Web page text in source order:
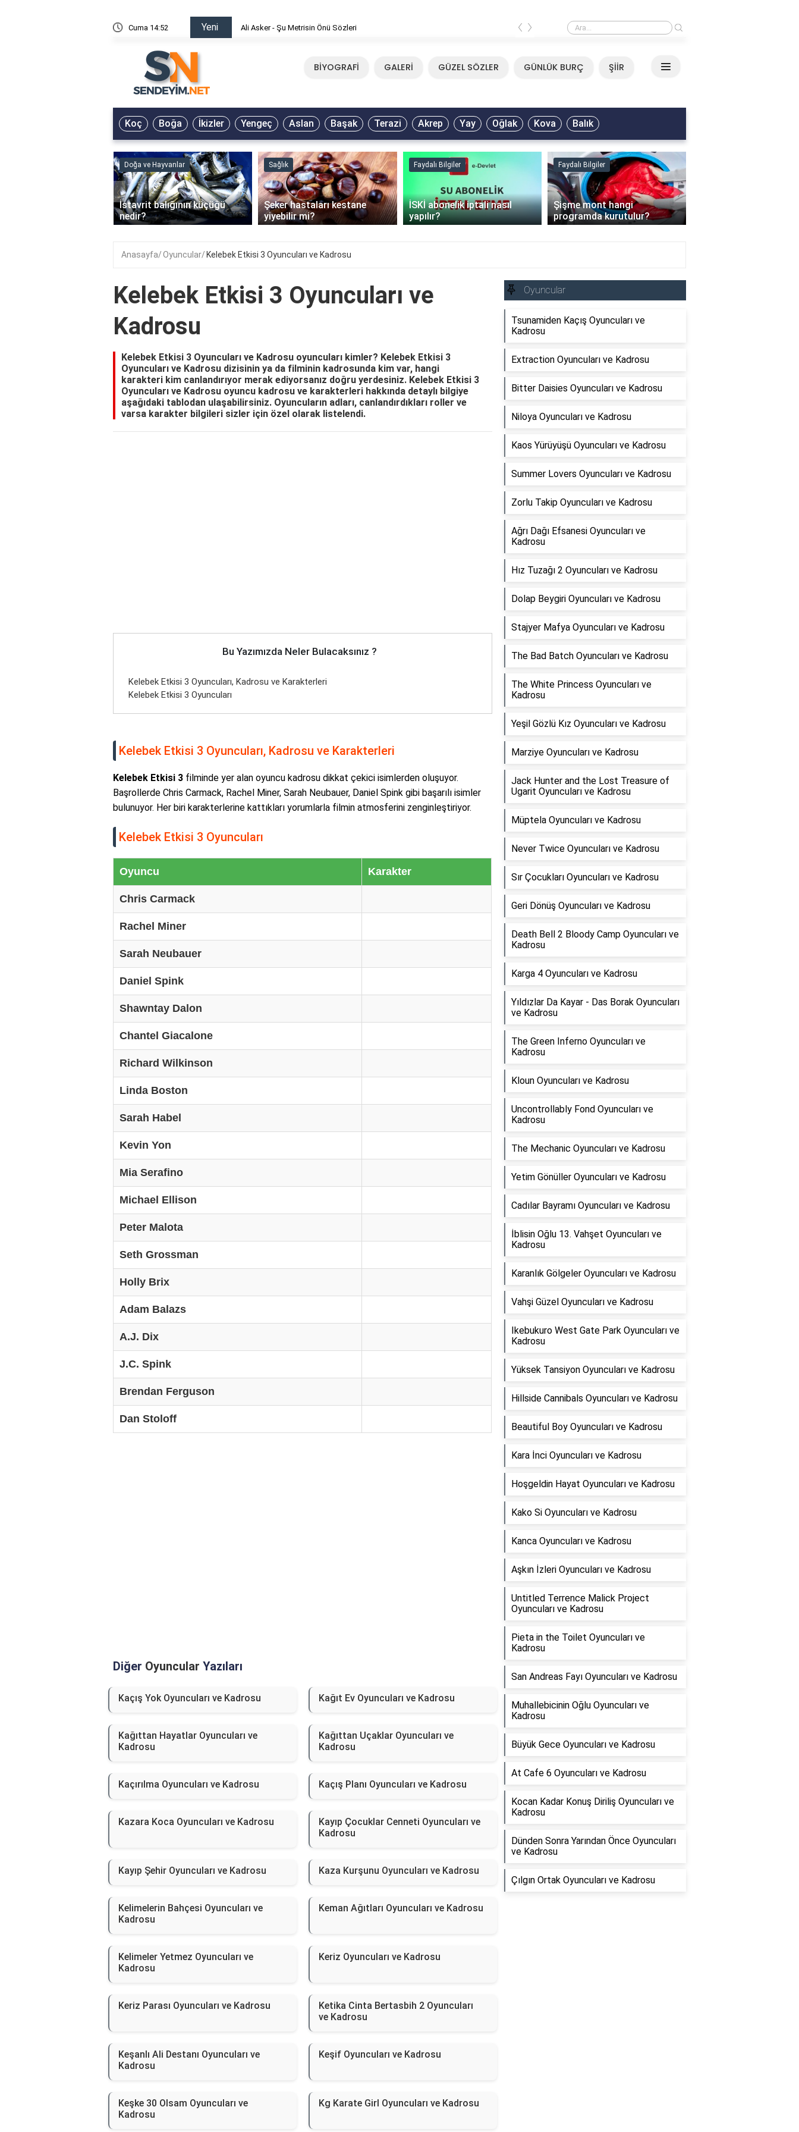
Cuma 14:52 Yeni Ali Asker - Şu Metrisin Önü Sözleri Mirkelam - Tavla Sözleri
‹ ›
BİYOGRAFİ GALERİ GÜZEL SÖZLER GÜNLÜK BURÇ ŞİİR
Koç Boğa İkizler Yengeç Aslan Başak Terazi Akrep Yay Oğlak Kova Balık
Doğa ve Hayvanlar
İstavrit balığının küçüğü
nedir?
Sağlık
Şeker hastaları kestane
yiyebilir mi?
Faydalı Bilgiler
İSKİ abonelik iptali nasıl
yapılır?
Faydalı Bilgiler
Şişme mont hangi
programda kurutulur?
‹ ›
Anasayfa Oyuncular Kelebek Etkisi 3 Oyuncuları ve Kadrosu
Kelebek Etkisi 3 Oyuncuları ve
Kadrosu
Kelebek Etkisi 3 Oyuncuları ve Kadrosu oyuncuları kimler? Kelebek Etkisi 3
Oyuncuları ve Kadrosu dizisinin ya da filminin kadrosunda kim var, hangi
karakteri kim canlandırıyor merak ediyorsanız doğru yerdesiniz. Kelebek Etkisi 3
Oyuncuları ve Kadrosu oyuncu kadrosu ve karakterleri hakkında detaylı bilgiye
aşağıdaki tablodan ulaşabilirsiniz. Oyuncuların adları, canlandırdıkları roller ve
varsa karakter bilgileri sizler için özel olarak listelendi.
Bu Yazımızda Neler Bulacaksınız ?
Kelebek Etkisi 3 Oyuncuları, Kadrosu ve Karakterleri
Kelebek Etkisi 3 Oyuncuları
Kelebek Etkisi 3 Oyuncuları, Kadrosu ve Karakterleri
Kelebek Etkisi 3 filminde yer alan oyuncu kadrosu dikkat çekici isimlerden oluşuyor.
Başrollerde Chris Carmack, Rachel Miner, Sarah Neubauer, Daniel Spink gibi başarılı isimler
bulunuyor. Her biri karakterlerine kattıkları yorumlarla filmin atmosferini zenginleştiriyor.
Kelebek Etkisi 3 Oyuncuları
Oyuncu Karakter
Chris Carmack
Rachel Miner
Sarah Neubauer
Daniel Spink
Shawntay Dalon
Chantel Giacalone
Richard Wilkinson
Linda Boston
Sarah Habel
Kevin Yon
Mia Serafino
Michael Ellison
Peter Malota
Seth Grossman
Holly Brix
Adam Balazs
A.J. Dix
J.C. Spink
Brendan Ferguson
Dan Stoloff
Diğer Oyuncular Yazıları
Kaçış Yok Oyuncuları ve Kadrosu Kağıt Ev Oyuncuları ve Kadrosu
Kağıttan Hayatlar Oyuncuları ve
Kadrosu
Kağıttan Uçaklar Oyuncuları ve
Kadrosu
Kaçırılma Oyuncuları ve Kadrosu Kaçış Planı Oyuncuları ve Kadrosu
Kazara Koca Oyuncuları ve Kadrosu
Kayıp Çocuklar Cenneti Oyuncuları ve
Kadrosu
Kayıp Şehir Oyuncuları ve Kadrosu Kaza Kurşunu Oyuncuları ve Kadrosu
Kelimelerin Bahçesi Oyuncuları ve
Kadrosu
Keman Ağıtları Oyuncuları ve Kadrosu
Kelimeler Yetmez Oyuncuları ve
Kadrosu
Keriz Oyuncuları ve Kadrosu
Keriz Parası Oyuncuları ve Kadrosu
Ketika Cinta Bertasbih 2 Oyuncuları
ve Kadrosu
Keşanlı Ali Destanı Oyuncuları ve
Kadrosu
Keşif Oyuncuları ve Kadrosu
Keşke 30 Olsam Oyuncuları ve
Kadrosu
Kg Karate Girl Oyuncuları ve Kadrosu
Oyuncular
Tsunamiden Kaçış Oyuncuları ve
Kadrosu
Extraction Oyuncuları ve Kadrosu
Bitter Daisies Oyuncuları ve Kadrosu
Niloya Oyuncuları ve Kadrosu
Kaos Yürüyüşü Oyuncuları ve Kadrosu
Summer Lovers Oyuncuları ve Kadrosu
Zorlu Takip Oyuncuları ve Kadrosu
Ağrı Dağı Efsanesi Oyuncuları ve
Kadrosu
Hız Tuzağı 2 Oyuncuları ve Kadrosu
Dolap Beygiri Oyuncuları ve Kadrosu
Stajyer Mafya Oyuncuları ve Kadrosu
The Bad Batch Oyuncuları ve Kadrosu
The White Princess Oyuncuları ve
Kadrosu
Yeşil Gözlü Kız Oyuncuları ve Kadrosu
Marziye Oyuncuları ve Kadrosu
Jack Hunter and the Lost Treasure of
Ugarit Oyuncuları ve Kadrosu
Müptela Oyuncuları ve Kadrosu
Never Twice Oyuncuları ve Kadrosu
Sır Çocukları Oyuncuları ve Kadrosu
Geri Dönüş Oyuncuları ve Kadrosu
Death Bell 2 Bloody Camp Oyuncuları ve
Kadrosu
Karga 4 Oyuncuları ve Kadrosu
Yıldızlar Da Kayar - Das Borak Oyuncuları
ve Kadrosu
The Green Inferno Oyuncuları ve
Kadrosu
Kloun Oyuncuları ve Kadrosu
Uncontrollably Fond Oyuncuları ve
Kadrosu
The Mechanic Oyuncuları ve Kadrosu
Yetim Gönüller Oyuncuları ve Kadrosu
Cadılar Bayramı Oyuncuları ve Kadrosu
İblisin Oğlu 13. Vahşet Oyuncuları ve
Kadrosu
Karanlık Gölgeler Oyuncuları ve Kadrosu
Vahşi Güzel Oyuncuları ve Kadrosu
Ikebukuro West Gate Park Oyuncuları ve
Kadrosu
Yüksek Tansiyon Oyuncuları ve Kadrosu
Hillside Cannibals Oyuncuları ve Kadrosu
Beautiful Boy Oyuncuları ve Kadrosu
Kara İnci Oyuncuları ve Kadrosu
Hoşgeldin Hayat Oyuncuları ve Kadrosu
Kako Si Oyuncuları ve Kadrosu
Kanca Oyuncuları ve Kadrosu
Aşkın İzleri Oyuncuları ve Kadrosu
Untitled Terrence Malick Project
Oyuncuları ve Kadrosu
Pieta in the Toilet Oyuncuları ve
Kadrosu
San Andreas Fayı Oyuncuları ve Kadrosu
Muhallebicinin Oğlu Oyuncuları ve
Kadrosu
Büyük Gece Oyuncuları ve Kadrosu
At Cafe 6 Oyuncuları ve Kadrosu
Kocan Kadar Konuş Diriliş Oyuncuları ve
Kadrosu
Dünden Sonra Yarından Önce Oyuncuları
ve Kadrosu
Çılgın Ortak Oyuncuları ve Kadrosu